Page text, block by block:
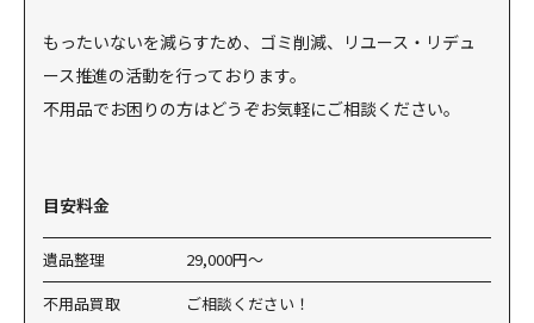
もったいないを減らすため、ゴミ削減、リユース・リデュ
ース推進の活動を行っております。
不用品でお困りの方はどうぞお気軽にご相談ください。
目安料金
遺品整理
29,000円〜
不用品買取
ご相談ください！